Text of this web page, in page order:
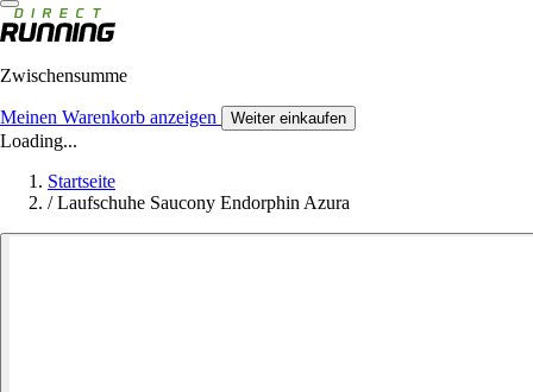
Zwischensumme
Meinen Warenkorb anzeigen Weiter einkaufen
Loading...
Startseite
/ Laufschuhe Saucony Endorphin Azura